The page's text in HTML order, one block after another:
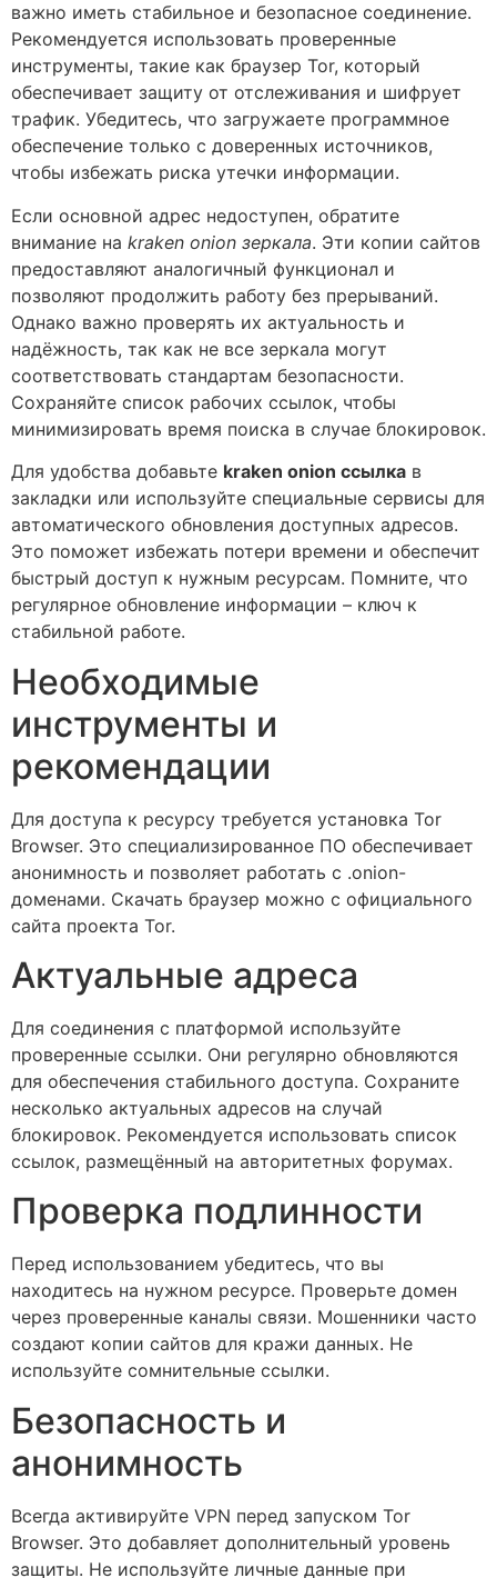
важно иметь стабильное и безопасное соединение.
Рекомендуется использовать проверенные
инструменты, такие как браузер Tor, который
обеспечивает защиту от отслеживания и шифрует
трафик. Убедитесь, что загружаете программное
обеспечение только с доверенных источников,
чтобы избежать риска утечки информации.
Если основной адрес недоступен, обратите
внимание на kraken onion зеркала. Эти копии сайтов
предоставляют аналогичный функционал и
позволяют продолжить работу без прерываний.
Однако важно проверять их актуальность и
надёжность, так как не все зеркала могут
соответствовать стандартам безопасности.
Сохраняйте список рабочих ссылок, чтобы
минимизировать время поиска в случае блокировок.
Для удобства добавьте kraken onion ссылка в
закладки или используйте специальные сервисы для
автоматического обновления доступных адресов.
Это поможет избежать потери времени и обеспечит
быстрый доступ к нужным ресурсам. Помните, что
регулярное обновление информации – ключ к
стабильной работе.
Необходимые
инструменты и
рекомендации
Для доступа к ресурсу требуется установка Tor
Browser. Это специализированное ПО обеспечивает
анонимность и позволяет работать с .onion-
доменами. Скачать браузер можно с официального
сайта проекта Tor.
Актуальные адреса
Для соединения с платформой используйте
проверенные ссылки. Они регулярно обновляются
для обеспечения стабильного доступа. Сохраните
несколько актуальных адресов на случай
блокировок. Рекомендуется использовать список
ссылок, размещённый на авторитетных форумах.
Проверка подлинности
Перед использованием убедитесь, что вы
находитесь на нужном ресурсе. Проверьте домен
через проверенные каналы связи. Мошенники часто
создают копии сайтов для кражи данных. Не
используйте сомнительные ссылки.
Безопасность и
анонимность
Всегда активируйте VPN перед запуском Tor
Browser. Это добавляет дополнительный уровень
защиты. Не используйте личные данные при